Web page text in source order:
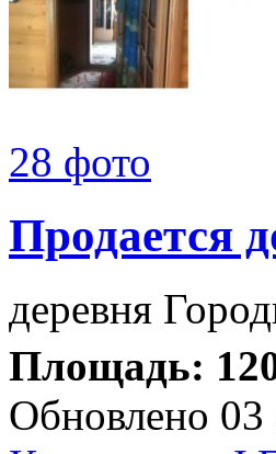
28 фото
Продается
деревня
Площадь:
Обновлено